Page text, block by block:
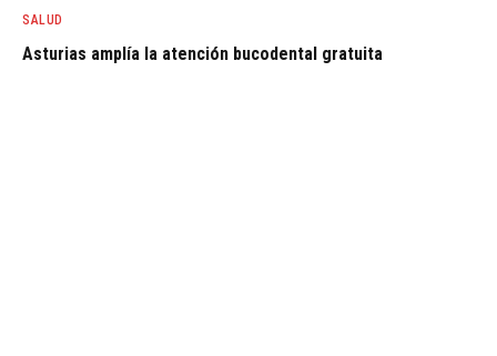
SALUD
Asturias amplía la atención bucodental gratuita